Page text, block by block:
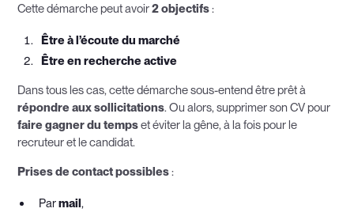
Cette démarche peut avoir2 objectifs:
Être à l’écoute du marché
Être en recherche active
Dans tous les cas, cette démarche sous-entend être prêt à
répondre aux sollicitations. Ou alors, supprimer son CV pour
faire gagner du tempset éviter la gêne, à la fois pour le
recruteur et le candidat.
Prises de contact possibles:
Parmail ,